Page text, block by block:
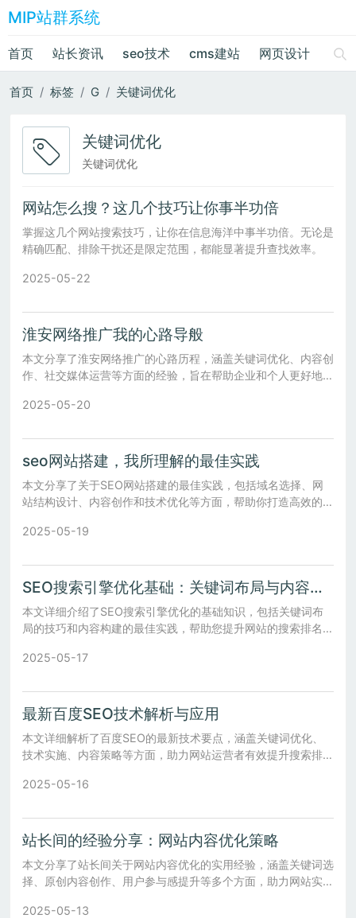
MIP站群系统
首页 站长资讯 seo技术 cms建站 网页设计 绘
首页 标签 G 关键词优化
关键词优化
关键词优化
网站怎么搜？这几个技巧让你事半功倍
掌握这几个网站搜索技巧，让你在信息海洋中事半功倍。无论是
精确匹配、排除干扰还是限定范围，都能显著提升查找效率。
2025-05-22
淮安网络推广我的心路导般
本文分享了淮安网络推广的心路历程，涵盖关键词优化、内容创
作、社交媒体运营等方面的经验，旨在帮助企业和个人更好地了
2025-05-20
seo网站搭建，我所理解的最佳实践
本文分享了关于SEO网站搭建的最佳实践，包括域名选择、网
站结构设计、内容创作和技术优化等方面，帮助你打造高效的
2025-05-19
SEO搜索引擎优化基础：关键词布局与内容构建
本文详细介绍了SEO搜索引擎优化的基础知识，包括关键词布
局的技巧和内容构建的最佳实践，帮助您提升网站的搜索排名和
2025-05-17
最新百度SEO技术解析与应用
本文详细解析了百度SEO的最新技术要点，涵盖关键词优化、
技术实施、内容策略等方面，助力网站运营者有效提升搜索排
2025-05-16
站长间的经验分享：网站内容优化策略
本文分享了站长间关于网站内容优化的实用经验，涵盖关键词选
择、原创内容创作、用户参与感提升等多个方面，助力网站实现
2025-05-13